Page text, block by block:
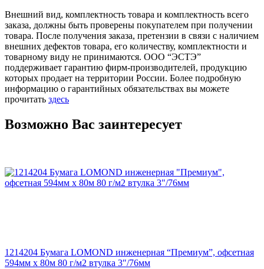
Внешний вид, комплектность товара и комплектность всего
заказа, должны быть проверены покупателем при получении
товара. После получения заказа, претензии в связи с наличием
внешних дефектов товара, его количеству, комплектности и
товарному виду не принимаются. ООО “ЭСТЭ”
поддерживает гарантию фирм-производителей, продукцию
которых продает на территории России. Более подробную
информацию о гарантийных обязательствах вы можете
прочитать здесь
Возможно Вас заинтересует
1214204 Бумага LOMOND инженерная “Премиум”, офсетная
594мм х 80м 80 г/м2 втулка 3″/76мм